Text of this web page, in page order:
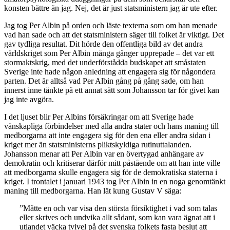
konsten bättre än jag. Nej, det är just statsministern jag är ute efter.
Jag tog Per Albin på orden och läste texterna som om han menade
vad han sade och att det statsministern säger till folket är viktigt. Det
gav tydliga resultat. Dit hörde den offentliga bild av det andra
världskriget som Per Albin många gånger upprepade – det var ett
stormaktskrig, med det underförstådda budskapet att småstaten
Sverige inte hade någon anledning att engagera sig för någondera
parten. Det är alltså vad Per Albin gång på gång sade, om han
innerst inne tänkte på ett annat sätt som Johansson tar för givet kan
jag inte avgöra.
I det ljuset blir Per Albins försäkringar om att Sverige hade
vänskapliga förbindelser med alla andra stater och hans maning till
medborgarna att inte engagera sig för den ena eller andra sidan i
kriget mer än statsministerns pliktskyldiga rutinuttalanden.
Johansson menar att Per Albin var en övertygad anhängare av
demokratin och kritiserar därför mitt påstående om att han inte ville
att medborgarna skulle engagera sig för de demokratiska staterna i
kriget. I trontalet i januari 1943 tog Per Albin in en noga genomtänkt
maning till medborgarna. Han lät kung Gustav V säga:
”Måtte en och var visa den största försiktighet i vad som talas
eller skrives och undvika allt sådant, som kan vara ägnat att i
utlandet väcka tvivel på det svenska folkets fasta beslut att